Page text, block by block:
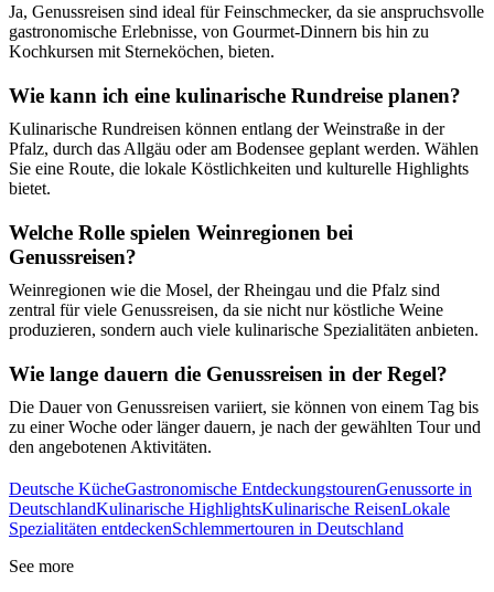
Ja, Genussreisen sind ideal für Feinschmecker, da sie anspruchsvolle
gastronomische Erlebnisse, von Gourmet-Dinnern bis hin zu
Kochkursen mit Sterneköchen, bieten.
Wie kann ich eine kulinarische Rundreise planen?
Kulinarische Rundreisen können entlang der Weinstraße in der
Pfalz, durch das Allgäu oder am Bodensee geplant werden. Wählen
Sie eine Route, die lokale Köstlichkeiten und kulturelle Highlights
bietet.
Welche Rolle spielen Weinregionen bei
Genussreisen?
Weinregionen wie die Mosel, der Rheingau und die Pfalz sind
zentral für viele Genussreisen, da sie nicht nur köstliche Weine
produzieren, sondern auch viele kulinarische Spezialitäten anbieten.
Wie lange dauern die Genussreisen in der Regel?
Die Dauer von Genussreisen variiert, sie können von einem Tag bis
zu einer Woche oder länger dauern, je nach der gewählten Tour und
den angebotenen Aktivitäten.
Deutsche KücheGastronomische EntdeckungstourenGenussorte in
DeutschlandKulinarische HighlightsKulinarische ReisenLokale
Spezialitäten entdeckenSchlemmertouren in Deutschland
See more